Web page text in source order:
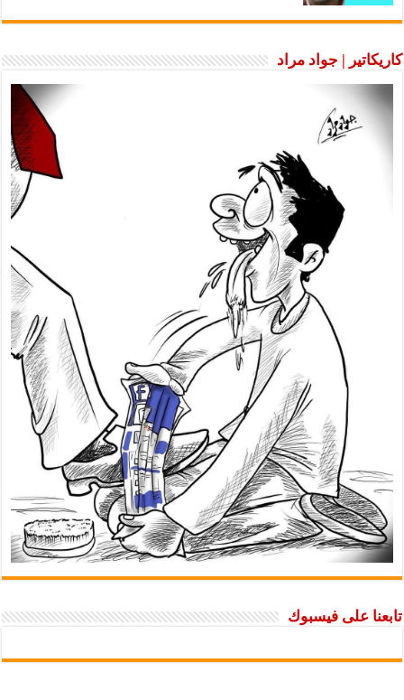
كاريكاتير | جواد مراد
تابعنا على فيسبوك